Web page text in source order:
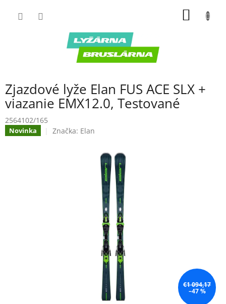
Zjazdové lyže Elan FUS ACE SLX +
viazanie EMX12.0, Testované
2564102/165
Novinka Značka: Elan
€1 094,17
–47 %